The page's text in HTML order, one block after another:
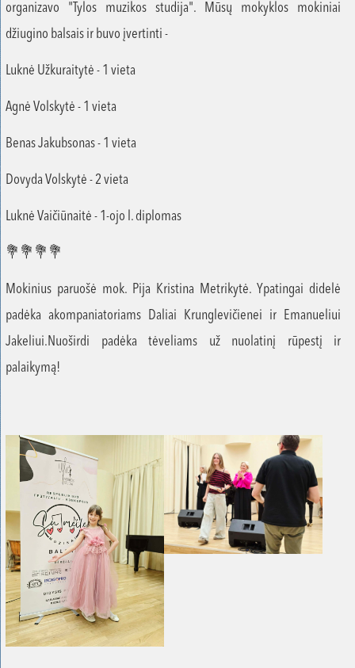
organizavo "Tylos muzikos studija". Mūsų mokyklos mokiniai
džiugino balsais ir buvo įvertinti -
Luknė Užkuraitytė - 1 vieta
Agnė Volskytė - 1 vieta
Benas Jakubsonas - 1 vieta
Dovyda Volskytė - 2 vieta
Luknė Vaičiūnaitė - 1-ojo l. diplomas
💐💐💐💐
Mokinius paruošė mok. Pija Kristina Metrikytė. Ypatingai didelė
padėka akompaniatoriams Daliai Krunglevičienei ir Emanueliui
Jakeliui.Nuoširdi padėka tėveliams už nuolatinį rūpestį ir
palaikymą!